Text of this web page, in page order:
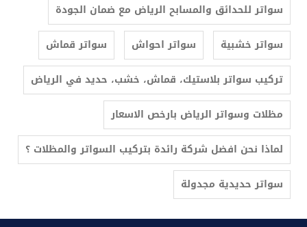
سواتر للحدائق والمسابح الرياض مع ضمان الجودة
سواتر خشبية
سواتر احواش
سواتر قماش
تركيب سواتر بلاستيك، قماش، خشب، حديد في الرياض
مظلات وسواتر الرياض بارخص الاسعار
لماذا نحن افضل شركة رائدة بتركيب السواتر والمظلات ؟
سواتر حديدية مجدولة